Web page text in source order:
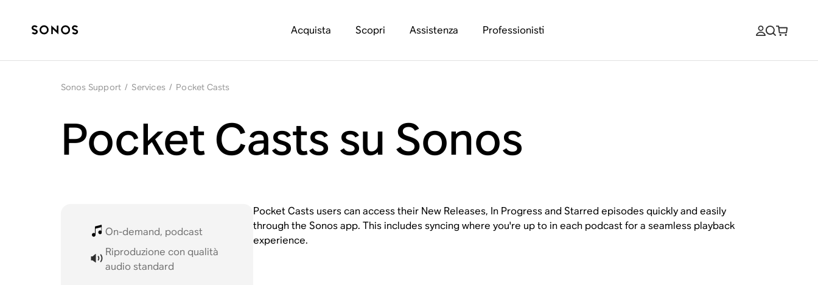
Acquista Scopri Assistenza Professionisti
Sonos Support / Services / Pocket Casts
Pocket Casts su Sonos
On-demand, podcast
Riproduzione con qualità
audio standard
Pocket Casts users can access their New Releases, In Progress and Starred episodes quickly and easily
through the Sonos app. This includes syncing where you're up to in each podcast for a seamless playback
experience.